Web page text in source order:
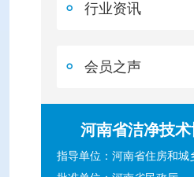
行业资讯
会员之声
河南省洁净技
指导单位：河南省住房和城